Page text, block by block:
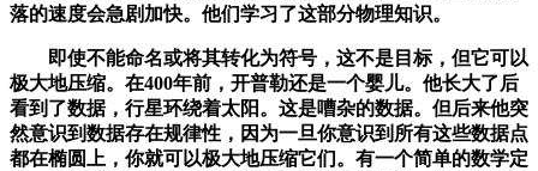
落的速度会急剧加快。他们学习了这部分物理知识。
即使不能命名或将其转化为符号，这不是目标，但它可以
极大地压缩。在400年前，开普勒还是一个婴儿。他长大了后
看到了数据，行星环绕着太阳。这是嘈杂的数据。但后来他突
然意识到数据存在规律性，因为一旦你意识到所有这些数据点
都在椭圆上，你就可以极大地压缩它们。有一个简单的数学定